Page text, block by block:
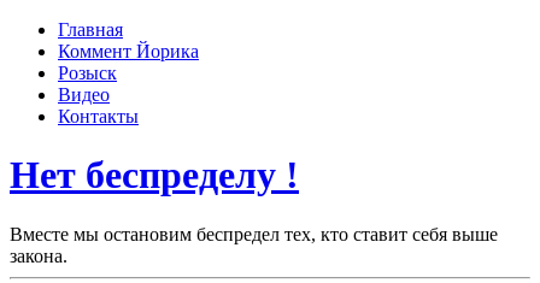
Главная
Коммент Йорика
Розыск
Видео
Контакты
Нет беспределу !
Вместе мы остановим беспредел тех, кто ставит себя выше
закона.